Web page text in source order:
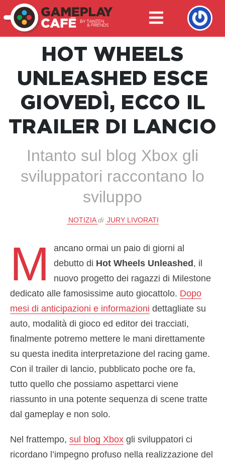
HOT WHEELS
UNLEASHED ESCE
GIOVEDÌ, ECCO IL
TRAILER DI LANCIO
Intanto sul blog Xbox gli
sviluppatori raccontano lo
sviluppo
NOTIZIA di JURY LIVORATI
M
ancano ormai un paio di giorni al
debutto di Hot Wheels Unleashed , il
nuovo progetto dei ragazzi di Milestone
dedicato alle famosissime auto giocattolo. Dopo
mesi di anticipazioni e informazioni dettagliate su
auto, modalità di gioco ed editor dei tracciati,
finalmente potremo mettere le mani direttamente
su questa inedita interpretazione del racing game.
Con il trailer di lancio, pubblicato poche ore fa,
tutto quello che possiamo aspettarci viene
riassunto in una potente sequenza di scene tratte
dal gameplay e non solo.
Nel frattempo, sul blog Xbox gli sviluppatori ci
ricordano l’impegno profuso nella realizzazione del